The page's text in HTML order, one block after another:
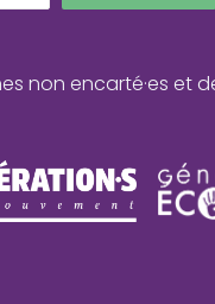
non encarté·es et